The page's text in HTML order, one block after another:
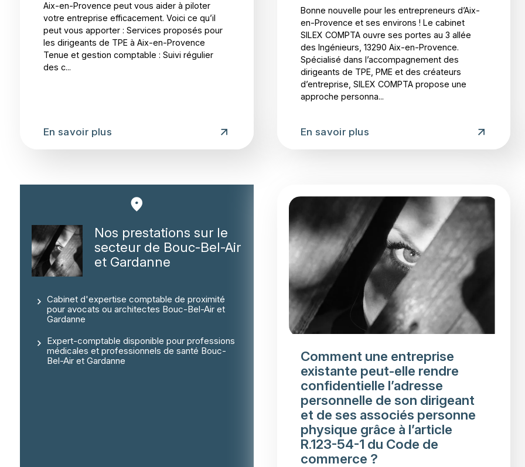
Aix-en-Provence peut vous aider à piloter
votre entreprise efficacement. Voici ce qu’il
peut vous apporter : Services proposés pour
les dirigeants de TPE à Aix-en-Provence
Tenue et gestion comptable : Suivi régulier
des c...
En savoir plus
Bonne nouvelle pour les entrepreneurs d’Aix-
en-Provence et ses environs ! Le cabinet
SILEX COMPTA ouvre ses portes au 3 allée
des Ingénieurs, 13290 Aix-en-Provence.
Spécialisé dans l’accompagnement des
dirigeants de TPE, PME et des créateurs
d’entreprise, SILEX COMPTA propose une
approche personna...
En savoir plus
Nos prestations sur le
secteur de Bouc-Bel-Air
et Gardanne
Cabinet d'expertise comptable de proximité
pour avocats ou architectes Bouc-Bel-Air et
Gardanne
Expert-comptable disponible pour professions
médicales et professionnels de santé Bouc-
Bel-Air et Gardanne
Comment une entreprise
existante peut-elle rendre
confidentielle l’adresse
personnelle de son dirigeant
et de ses associés personne
physique grâce à l’article
R.123-54-1 du Code de
commerce ?